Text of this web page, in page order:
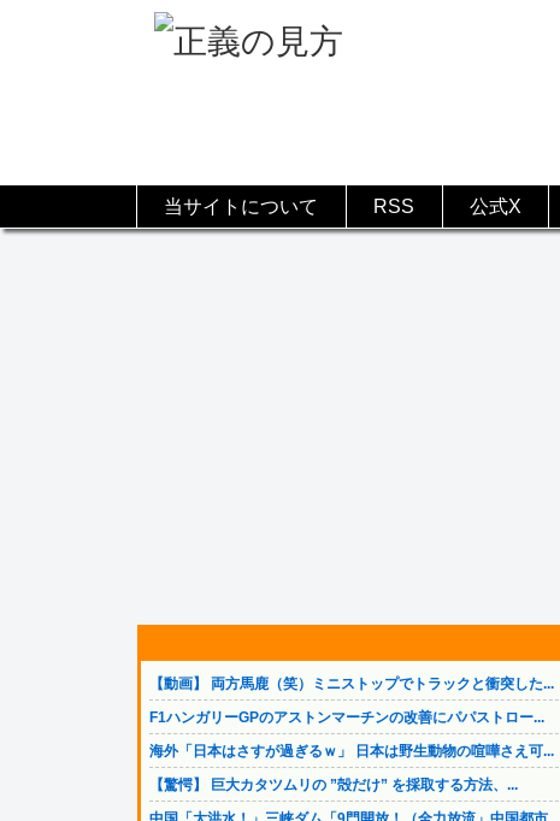
当サイトについて RSS 公式X
【動画】 両方馬鹿（笑）ミニストップでトラックと衝突した...
F1ハンガリーGPのアストンマーチンの改善にパパストロー...
海外「日本はさすが過ぎるｗ」 日本は野生動物の喧嘩さえ可...
【驚愕】 巨大カタツムリの ”殻だけ” を採取する方法、...